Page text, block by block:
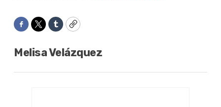
Facebook
TwitterTumblrCopy
Melisa Velázquez